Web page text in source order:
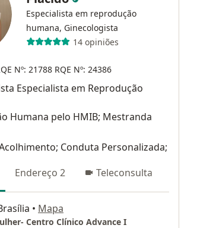
Especialista em reprodução
humana, Ginecologista
14 opiniões
Nº: 21788 RQE Nº: 24386
Especialista em Reprodução
Humana pelo HMIB; Mestranda
Conduta Personalizada;
Endereço 2 Teleconsulta
• Mapa
Centro Clínico Advance I